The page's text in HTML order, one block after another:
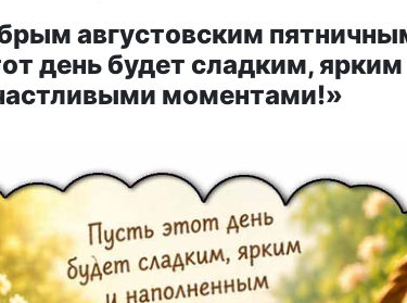
августовским
день будет сладким, ярким
моментами!»